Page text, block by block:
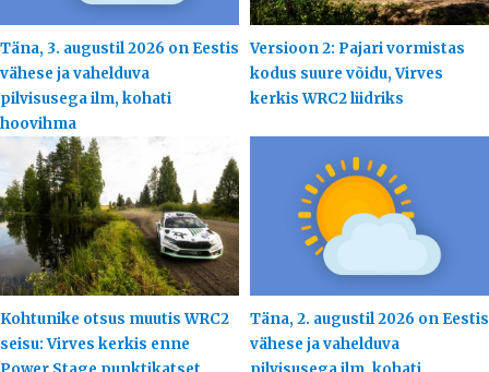
Täna, 3. augustil 2026 on Eestis
vähese ja vahelduva
pilvisusega ilm, kohati
hoovihma
Versioon 2: Pajari vormistas
kodus suure võidu, Virves
kerkis WRC2 liidriks
Kohtunike otsus muutis WRC2
seisu: Virves kerkis enne
Täna, 2. augustil 2026 on Eestis
vähese ja vahelduva